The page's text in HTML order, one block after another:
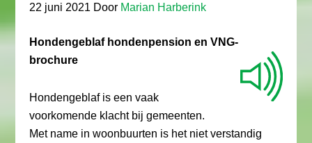
22 juni 2021 Door Marian Harberink
Hondengeblaf hondenpension en VNG-
brochure
Hondengeblaf is een vaak
voorkomende klacht bij gemeenten.
Met name in woonbuurten is het niet verstandig